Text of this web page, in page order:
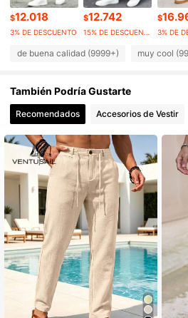
4,86 169K Seguidores
4,86 169K Seguidores
4,86 169K Seguidores
4,86 169K Seguidores
4,86 169K Seguidores
4,86 169K Seguidores
$12.018
3% DE DESCUENTO
$12.742
15% DE DESCUENTO
$
3% DE
de buena calidad (9999+) muy cool
También Podría Gustarte
Recomendados Accesorios de Vestir